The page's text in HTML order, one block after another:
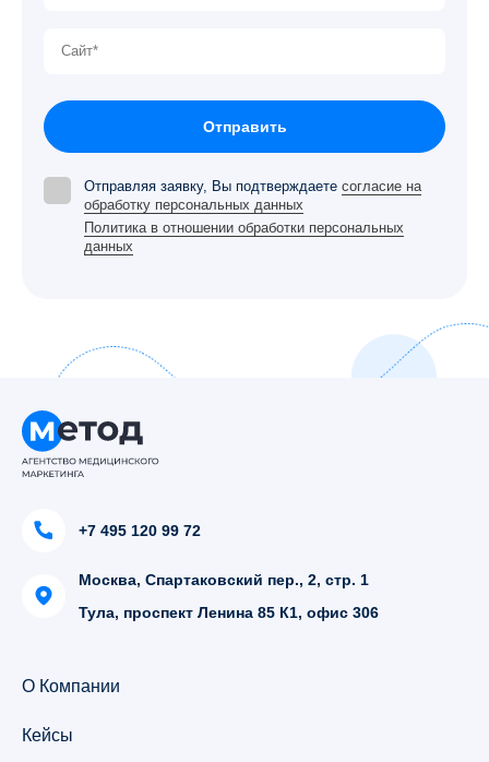
Отправить
Отправляя заявку, Вы подтверждаете согласие на
обработку персональных данных
Политика в отношении обработки персональных
данных
+7 495 120 99 72
Москва, Спартаковский пер., 2, стр. 1
Тула, проспект Ленина 85 К1, офис 306
О Компании
Кейсы